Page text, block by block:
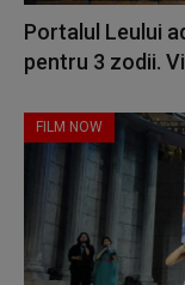
Portalul Leului
pentru 3 zodii.
FILM NOW